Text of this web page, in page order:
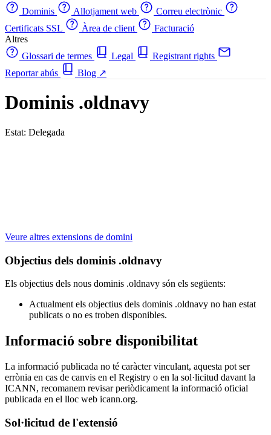
Dominis
Allotjament web
Correu electrònic
Certificats SSL
Àrea de client
Facturació
Altres
Glossari de termes
Legal
Registrant rights
Reportar abús
Blog ↗
Dominis .oldnavy
Estat: Delegada
Veure altres extensions de domini
Objectius dels dominis .oldnavy
Els objectius dels nous dominis .oldnavy són els següents:
Actualment els objectius dels dominis .oldnavy no han estat
publicats o no es troben disponibles.
Informació sobre disponibilitat
La informació publicada no té caràcter vinculant, aquesta pot ser
errònia en cas de canvis en el Registry o en la sol·licitud davant la
ICANN, recomanem revisar periòdicament la informació oficial
publicada en el lloc web icann.org.
Sol·licitud de l'extensió